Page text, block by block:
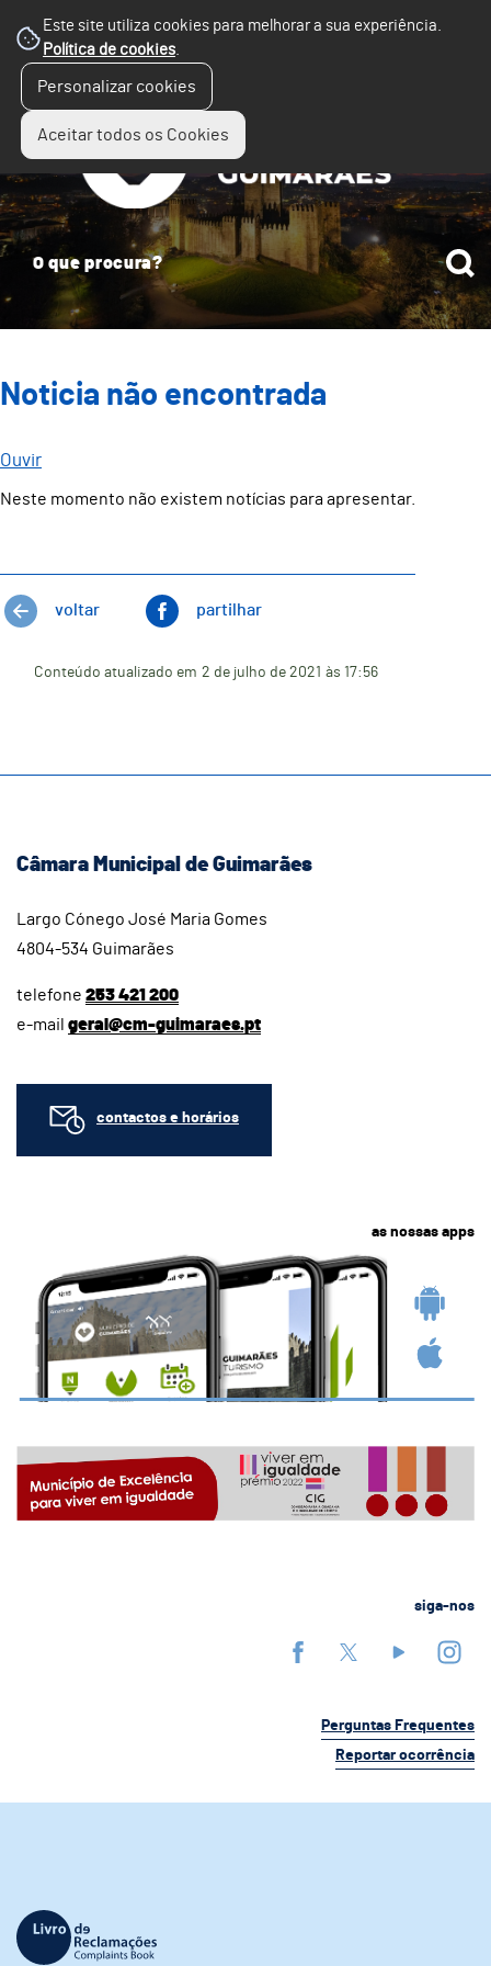
Este site utiliza cookies para melhorar a sua experiência.
Política de cookies.
Personalizar cookies
Aceitar todos os Cookies
Noticia não encontrada
Ouvir
Neste momento não existem notícias para apresentar.
voltar partilhar
Conteúdo atualizado em 2 de julho de 2021 às 17:56
Câmara Municipal de Guimarães
Largo Cónego José Maria Gomes
4804-534 Guimarães
telefone 253 421 200
e-mail geral@cm-guimaraes.pt
contactos e horários
as nossas apps
siga-nos
Perguntas Frequentes
Reportar ocorrência